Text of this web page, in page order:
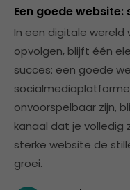
Een goede
In een digitale wereld
opvolgen, blijft één
succes: een goede
onvoorspelbaar zijn,
kanaal dat je volledig
sterke website de
groei.